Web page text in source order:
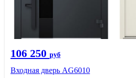
106 250 руб
Входная дверь AG6010